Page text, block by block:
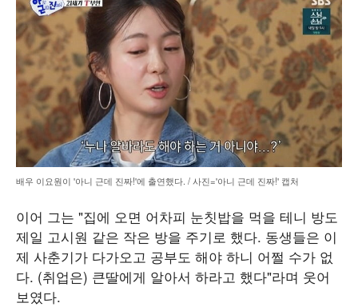
배우 이요원이 '아니 근데 진짜!'에 출연했다. / 사진='아니 근데 진짜!' 캡처
이어 그는 "집에 오면 어차피 눈칫밥을 먹을 테니 방도
제일 고시원 같은 작은 방을 주기로 했다. 동생들은 이
제 사춘기가 다가오고 공부도 해야 하니 어쩔 수가 없
다. (취업은) 큰딸에게 알아서 하라고 했다"라며 웃어
보였다.